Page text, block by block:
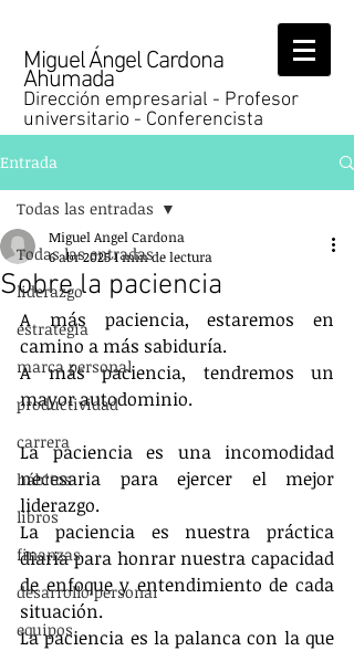
Miguel Ángel Cardona
Ahumada
Dirección empresarial - Profesor
universitario - Conferencista
Entrada
Todas las entradas
liderazgo
estrategia
marca personal
productividad
carrera
hábitos
libros
finanzas
desarrollo personal
equipos
Todas las entradas
Sobre la paciencia
Miguel Angel Cardona
6 abr 20251 min de lectura
A más paciencia, estaremos en
camino a más sabiduría.
A más paciencia, tendremos un
mayor autodominio.
La paciencia es una incomodidad
necesaria para ejercer el mejor
liderazgo.
La paciencia es nuestra práctica
diaria para honrar nuestra capacidad
de enfoque y entendimiento de cada
situación.
La paciencia es la palanca con la que